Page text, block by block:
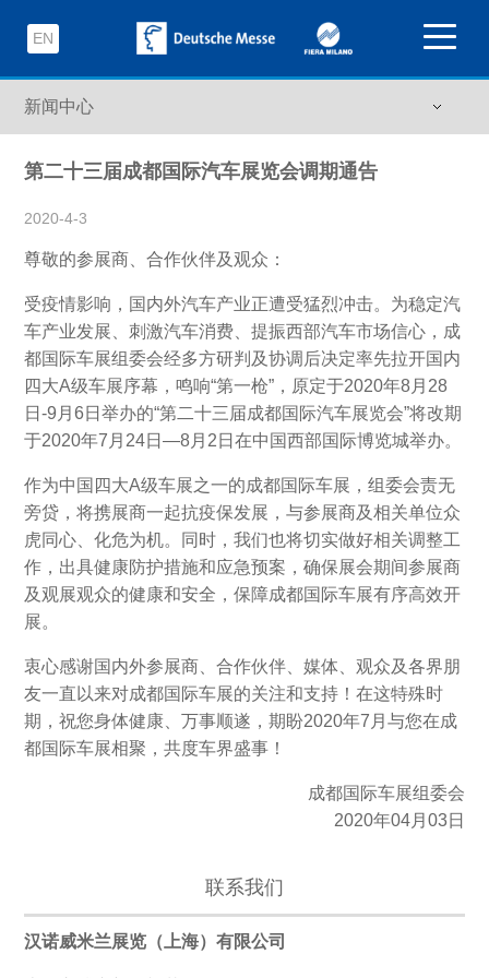
EN
第二十三届成都国际汽车展览会调期通告
2020-4-3
尊敬的参展商、合作伙伴及观众：
受疫情影响，国内外汽车产业正遭受猛烈冲击。为稳定汽
车产业发展、刺激汽车消费、提振西部汽车市场信心，成
都国际车展组委会经多方研判及协调后决定率先拉开国内
四大A级车展序幕，鸣响“第一枪”，原定于2020年8月28
日-9月6日举办的“第二十三届成都国际汽车展览会”将改期
于2020年7月24日—8月2日在中国西部国际博览城举办。
作为中国四大A级车展之一的成都国际车展，组委会责无
旁贷，将携展商一起抗疫保发展，与参展商及相关单位众
虎同心、化危为机。同时，我们也将切实做好相关调整工
作，出具健康防护措施和应急预案，确保展会期间参展商
及观展观众的健康和安全，保障成都国际车展有序高效开
展。
衷心感谢国内外参展商、合作伙伴、媒体、观众及各界朋
友一直以来对成都国际车展的关注和支持！在这特殊时
期，祝您身体健康、万事顺遂，期盼2020年7月与您在成
都国际车展相聚，共度车界盛事！
成都国际车展组委会
2020年04月03日
联系我们
汉诺威米兰展览（上海）有限公司